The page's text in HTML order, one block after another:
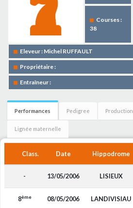
Courses :
38
Eleveur : Michel RUFFAULT
Propriétaire :
Entraîneur :
Performances Pedigree Production
Lignée maternelle
Class. Date Hippodrome
- 13/05/2006 LISIEUX
8ème 08/05/2006 LANDIVISIAU